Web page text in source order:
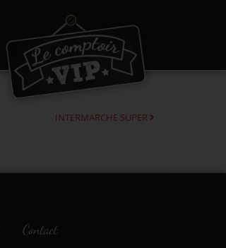
INTERMARCHE SUPER
Contact